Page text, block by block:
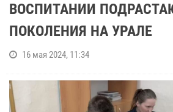
ВОСПИТАНИИ
ПОКОЛЕНИЯ НА УРАЛЕ
16 мая 2024, 11:34